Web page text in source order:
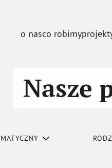
o nasco robimy
Nasze